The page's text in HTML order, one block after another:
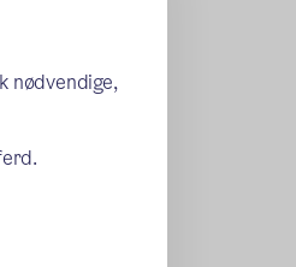
nødvendige,